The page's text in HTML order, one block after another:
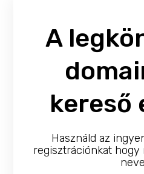
A
kereső
Használd az
regisztrációnkat hogy